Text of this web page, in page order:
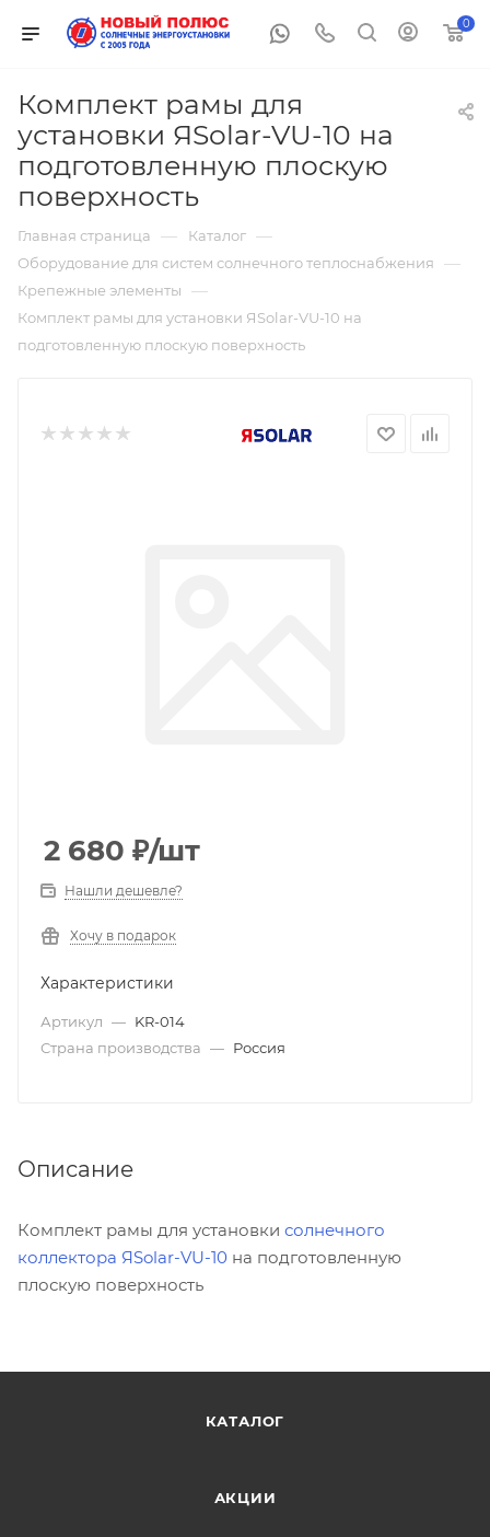
0
Комплект рамы для
установки ЯSolar-VU-10 на
подготовленную плоскую
поверхность
Главная страница — Каталог —
Оборудование для систем солнечного теплоснабжения —
Крепежные элементы —
Комплект рамы для установки ЯSolar-VU-10 на
подготовленную плоскую поверхность
2 680 ₽/шт
Нашли дешевле?
Хочу в подарок
Характеристики
Артикул — KR-014
Страна производства — Россия
Описание
Комплект рамы для установки солнечного
коллектора ЯSolar-VU-10 на подготовленную
плоскую поверхность
КАТАЛОГ
АКЦИИ